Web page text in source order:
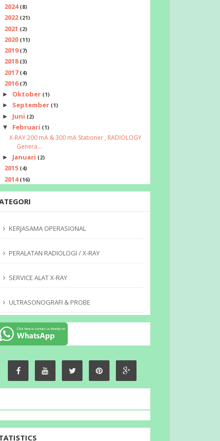
2024 (8)
2022 (21)
2021 (2)
2020 (11)
2019 (7)
2018 (3)
2017 (4)
2016 (7)
► Oktober (1)
► September (1)
► Juni (2)
▼ Februari (1)
X-RAY 200 mA & 300 mA Stationer , RADIOLOGY
Genera...
► Januari (2)
2015 (4)
2014 (16)
KERJASAMA OPERASIONAL
PERALATAN RADIOLOGI / X-RAY
SERVICE ALAT X-RAY
ULTRASONOGRAFI & PROBE